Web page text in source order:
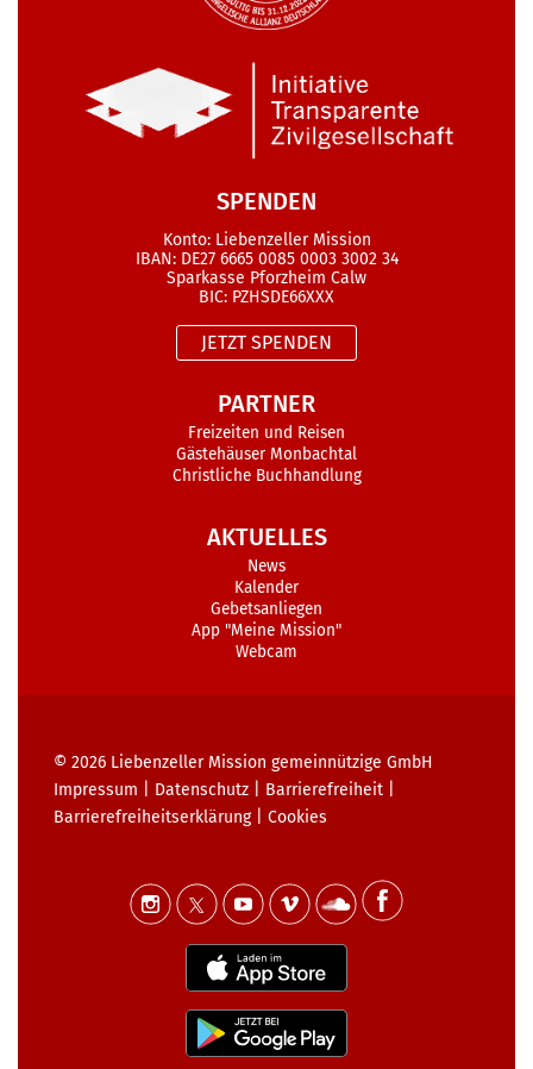
SPENDEN
Konto: Liebenzeller Mission
IBAN: DE27 6665 0085 0003 3002 34
Sparkasse Pforzheim Calw
BIC: PZHSDE66XXX
JETZT SPENDEN
PARTNER
Freizeiten und Reisen
Gästehäuser Monbachtal
Christliche Buchhandlung
AKTUELLES
News
Kalender
Gebetsanliegen
App "Meine Mission"
Webcam
© 2026 Liebenzeller Mission gemeinnützige GmbH
Impressum
Datenschutz Barrierefreiheit
Barrierefreiheits­erklärung| Cookies